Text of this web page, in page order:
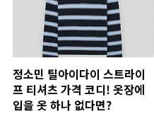
정소민 틸아이다이 스트라이
프 티셔츠 가격 코디! 옷장에
입을 옷 하나 없다면?